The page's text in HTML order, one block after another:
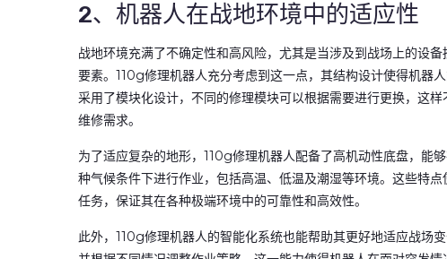
2、机器人在战地环境中的适应性
战地环境充满了不确定性和高风险，尤其是当涉及到战场上的设
要素。110g修理机器人充分考虑到这一点，其结构设计使得机器
采用了模块化设计，不同的修理模块可以根据需要进行更换，这
维修需求。
为了适应复杂的地形，110g修理机器人配备了高机动性底盘，能
种气候条件下进行作业，包括高温、低温及潮湿等环境。这些特
任务，保证其在各种极端环境中的可靠性和高效性。
此外，110g修理机器人的智能化系统也能帮助其更好地适应战场